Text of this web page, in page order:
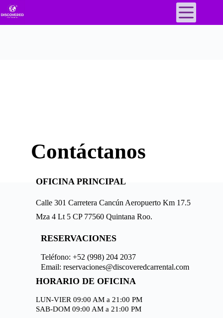
Estamos para ayudarle, no dude en contactarnos
Contáctanos
OFICINA PRINCIPAL
Calle 301 Carretera Cancún Aeropuerto Km 17.5
Mza 4 Lt 5 CP 77560 Quintana Roo.
RESERVACIONES
Teléfono: +52 (998) 204 2037
Email: reservaciones@discoveredcarrental.com
HORARIO DE OFICINA
LUN-VIER 09:00 AM a 21:00 PM
SAB-DOM 09:00 AM a 21:00 PM